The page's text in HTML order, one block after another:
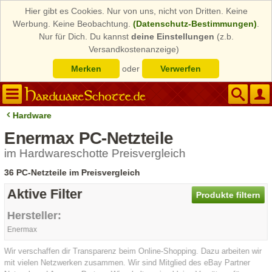
Hier gibt es Cookies. Nur von uns, nicht von Dritten. Keine
Werbung. Keine Beobachtung. (Datenschutz-Bestimmungen)
Nur für Dich. Du kannst deine Einstellungen (z.b.
Versandkostenanzeige)
Merken
oder Verwerfen
Hardware
Enermax PC-Netzteile
im Hardwareschotte Preisvergleich
36 PC-Netzteile im Preisvergleich
Produkte filtern
Aktive Filter
Hersteller:
Enermax
Wir verschaffen dir Transparenz beim Online-Shopping. Dazu arbeiten wir
mit vielen Netzwerken zusammen. Wir sind Mitglied des eBay Partner